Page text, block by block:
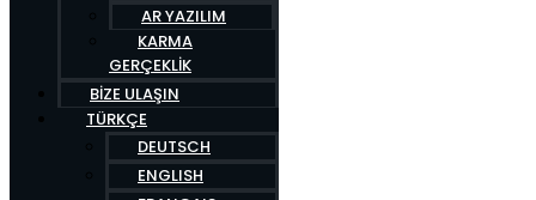
AR YAZILIM
KARMA
GERÇEKLIK
BIZE ULAŞIN
TÜRKÇE
DEUTSCH
ENGLISH